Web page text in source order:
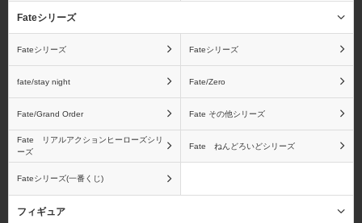
ワンピース フィギュア
ーツZEROシリーズ
ベジータ フリーザ
ピッコロ
Fateシリーズ
Fateシリーズ Fateシリーズ
fate/stay night Fate/Zero
Fate/Grand Order Fate その他シリーズ
Fate リアルアクションヒーローズシリ
ーズ
Fate ねんどろいどシリーズ
Fateシリーズ(一番くじ)
フィギュア